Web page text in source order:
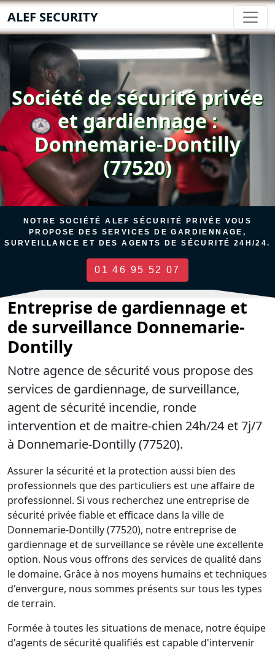
ALEF SECURITY
Société de sécurité privée
et gardiennage :
Donnemarie-Dontilly
(77520)
NOTRE SOCIÉTÉ ALEF SÉCURITÉ PRIVÉE VOUS
PROPOSE DES SERVICES DE GARDIENNAGE,
SURVEILLANCE ET DES AGENTS DE SÉCURITÉ 24H/24.
01 46 95 52 07
Entreprise de gardiennage et
de surveillance Donnemarie-
Dontilly
Notre agence de sécurité vous propose des
services de gardiennage, de surveillance,
agent de sécurité incendie, ronde
intervention et de maitre-chien 24h/24 et 7j/7
à Donnemarie-Dontilly (77520).
Assurer la sécurité et la protection aussi bien des
professionnels que des particuliers est une affaire de
professionnel. Si vous recherchez une entreprise de
sécurité privée fiable et efficace dans la ville de
Donnemarie-Dontilly (77520), notre entreprise de
gardiennage et de surveillance se révèle une excellente
option. Nous vous offrons des services de qualité dans
le domaine. Grâce à nos moyens humains et techniques
d'envergure, nous sommes présents sur tous les types
de terrain.
Formée à toutes les situations de menace, notre équipe
d'agents de sécurité qualifiés est capable d'intervenir